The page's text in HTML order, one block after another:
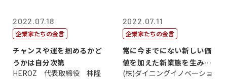
2022.07.18
企業家たちの金言
チャンスや運を掴めるかど
うかは自分次第
HEROZ 代表取締役 林隆
2022.07.11
企業家たちの金言
常に今までにない新しい価
値を加えた新業態を生み出
すこと
(株)ダイニングイノベーショ